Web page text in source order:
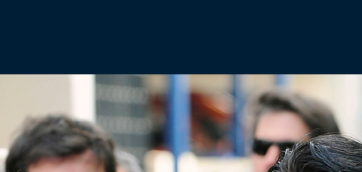
Entrevistas BioBioTV
Comentarios de Tomás Mosciatti